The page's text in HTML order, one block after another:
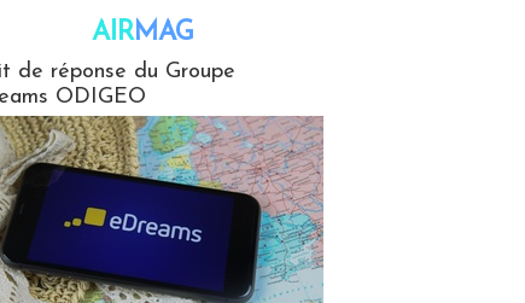
AIRMAG
de réponse du Groupe
ODIGEO